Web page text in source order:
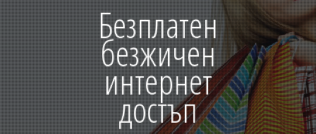
Безплатен
безжичен
интернет
достъп